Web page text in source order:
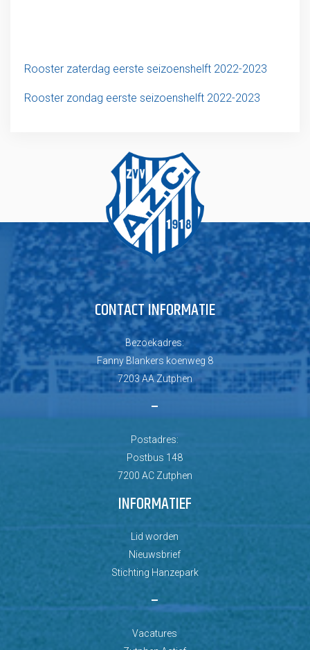
Rooster zaterdag eerste seizoenshelft 2022-2023
Rooster zondag eerste seizoenshelft 2022-2023
CONTACT INFORMATIE
Bezoekadres:
Fanny Blankers koenweg 8
7203 AA Zutphen
–
Postadres:
Postbus 148
7200 AC Zutphen
INFORMATIEF
Lid worden
Nieuwsbrief
Stichting Hanzepark
–
Vacatures